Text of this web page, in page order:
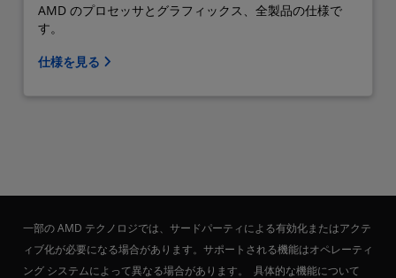
AMD のプロセッサとグラフィックス、全製品の仕様で
す。
仕様を見る
一部の AMD テクノロジでは、サードパーティによる有効化またはアクテ
ィブ化が必要になる場合があります。サポートされる機能はオペレーティ
ング システムによって異なる場合があります。 具体的な機能について